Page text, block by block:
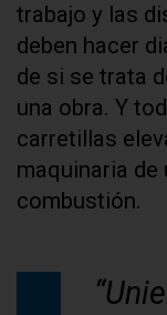
trabajo y las
deben hacer
de si se trata
una obra. Y
carretillas
maquinaria
combustión.